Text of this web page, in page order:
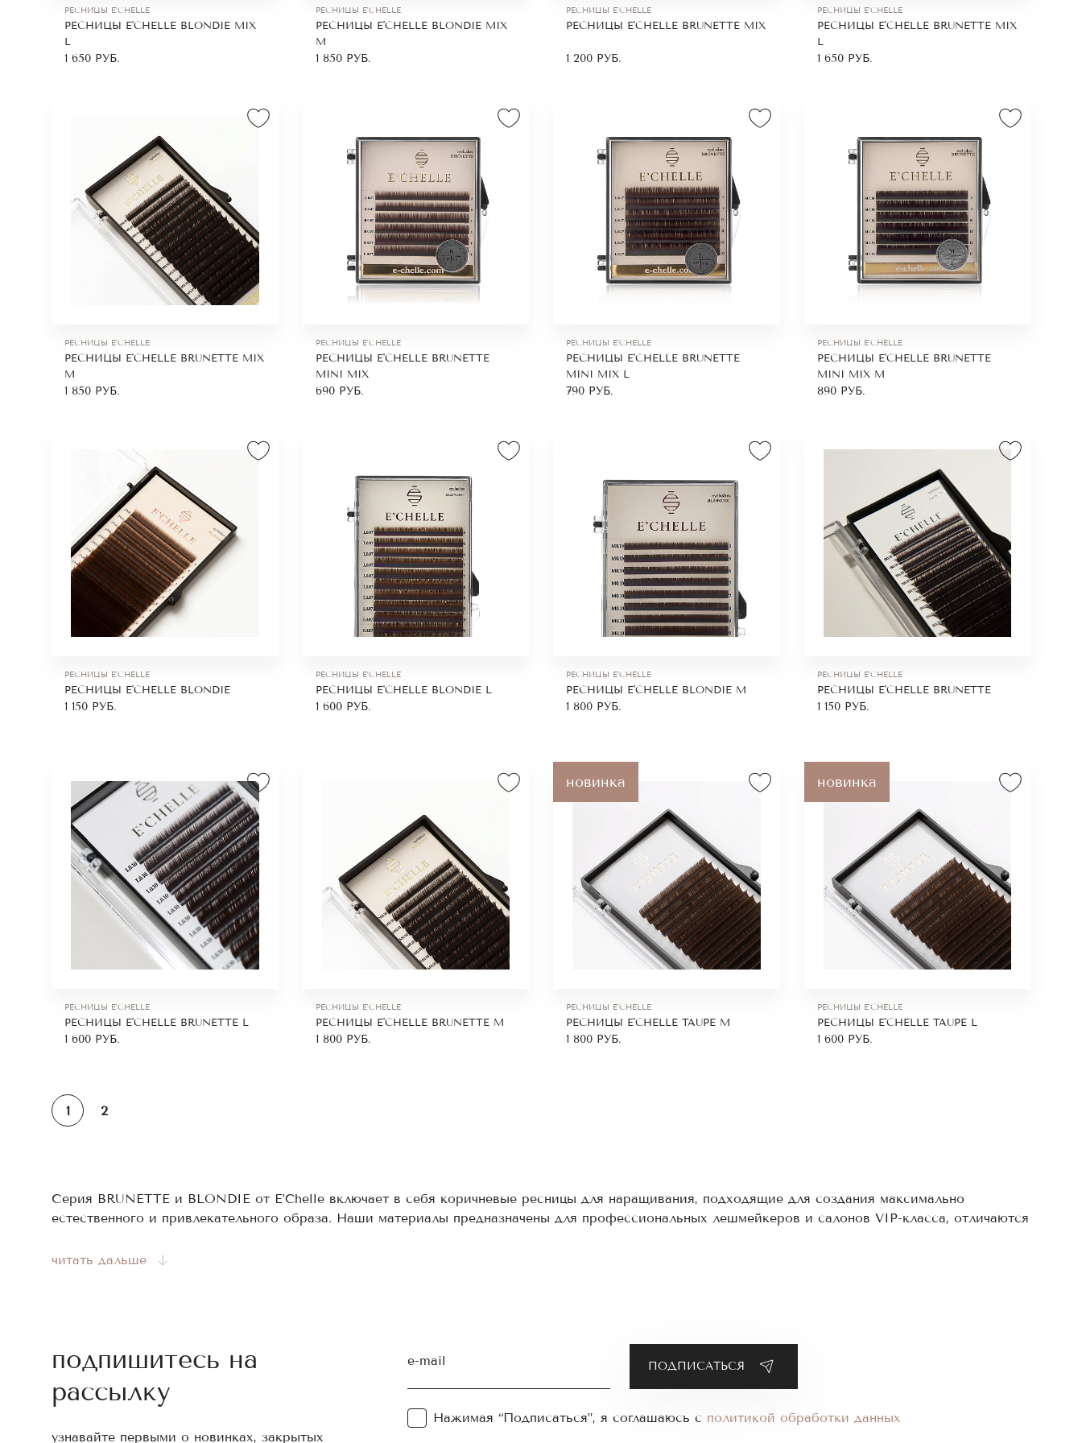
В данном каталоге вы можете заказать светло-коричневые ресницы для
наращивания и забрать их самовывозом в Санкт-Петербурге. Вы также
зависимости веса посылки, а также удаленности вашего населенного пункта.
По любым вопросам пишите нашим менеджерам в WhatsApp или звоните по
телефону, указанному на сайте.
РЕСНИЦЫ E'CHELLE
РЕСНИЦЫ E'CHELLE BLONDIE MIX
L
1 650 РУБ.
РЕСНИЦЫ E'CHELLE
РЕСНИЦЫ E'CHELLE BLONDIE MIX
M
1 850РУБ.
РЕСНИЦЫ E'CHELLE
РЕСНИЦЫ E'CHELLE BRUNETTE MIX
1 200 РУБ.
РЕСНИЦЫ E'CHELLE
РЕСНИЦЫ E'CHELLE BRUNETTE MIX
L
1 650РУБ.
РЕСНИЦЫ E'CHELLE
РЕСНИЦЫ E'CHELLE BRUNETTE MIX
M
1 850 РУБ.
РЕСНИЦЫ E'CHELLE
РЕСНИЦЫ E'CHELLE BRUNETTE
MINI MIX
690РУБ.
РЕСНИЦЫ E'CHELLE
РЕСНИЦЫ E'CHELLE BRUNETTE
MINI MIX L
790 РУБ.
РЕСНИЦЫ E'CHELLE
РЕСНИЦЫ E'CHELLE BRUNETTE
MINI MIX M
890РУБ.
РЕСНИЦЫ E'CHELLE
РЕСНИЦЫ E'CHELLE BLONDIE
1 150 РУБ.
РЕСНИЦЫ E'CHELLE
РЕСНИЦЫ E'CHELLE BLONDIE L
1 600РУБ.
РЕСНИЦЫ E'CHELLE
РЕСНИЦЫ E'CHELLE BLONDIE M
1 800 РУБ.
РЕСНИЦЫ E'CHELLE
РЕСНИЦЫ E'CHELLE BRUNETTE
1 150РУБ.
РЕСНИЦЫ E'CHELLE
РЕСНИЦЫ E'CHELLE BRUNETTE L
1 600 РУБ.
РЕСНИЦЫ E'CHELLE
РЕСНИЦЫ E'CHELLE BRUNETTE M
1 800РУБ.
новинка
РЕСНИЦЫ E'CHELLE
РЕСНИЦЫ E'CHELLE TAUPE M
1 800 РУБ.
новинка
РЕСНИЦЫ E'CHELLE
РЕСНИЦЫ E'CHELLE TAUPE L
1 600РУБ.
1 2
Серия BRUNETTE и BLONDIE от E’Chelle включает в себя коричневые ресницы для наращивания, подходящие для создания максимально
естественного и привлекательного образа. Наши материалы предназначены для профессиональных лешмейкеров и салонов VIP-класса, отличаются
Наш бренд предлагает купить коричневые ресницы для наращивания в удобных наборах:
читать дальше
подпишитесь на
рассылку
узнавайте первыми о новинках, закрытых
e-mail
Нажимая “Подписаться”, я соглашаюсь с политикой обработки данных